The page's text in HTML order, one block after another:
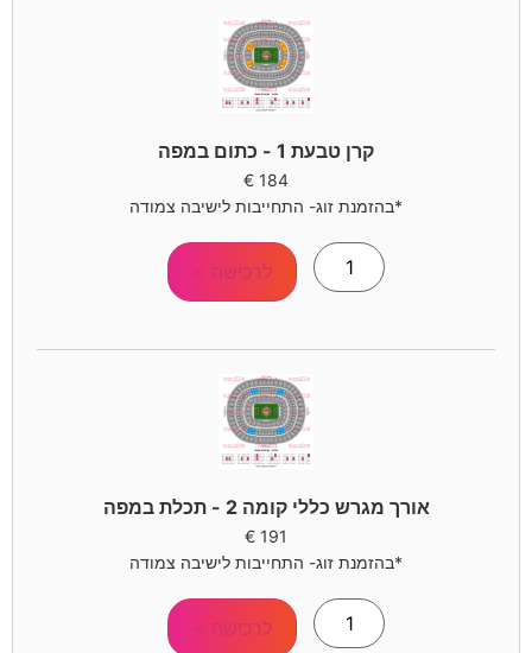
קרן טבעת 1 - כתום במפה
184
€
*בהזמנת זוג- התחייבות לישיבה צמודה
לרכישה >
אורך מגרש כללי קומה 2 - תכלת במפה
191
€
*בהזמנת זוג- התחייבות לישיבה צמודה
לרכישה >